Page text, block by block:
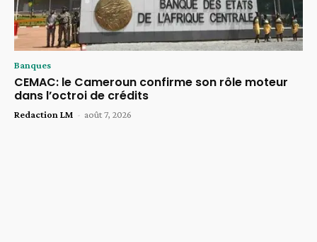
Banques
CEMAC: le Cameroun confirme son rôle moteur
dans l’octroi de crédits
Redaction LM - août 7, 2026